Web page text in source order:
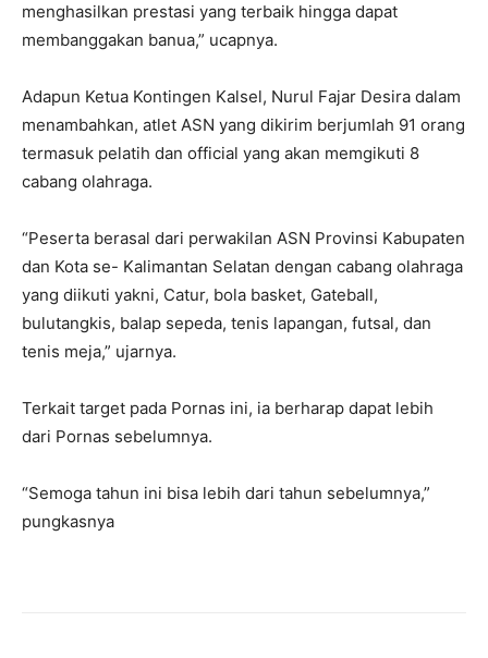
menghasilkan prestasi yang terbaik hingga dapat
membanggakan banua,” ucapnya.
Adapun Ketua Kontingen Kalsel, Nurul Fajar Desira dalam
menambahkan, atlet ASN yang dikirim berjumlah 91 orang
termasuk pelatih dan official yang akan memgikuti 8
cabang olahraga.
“Peserta berasal dari perwakilan ASN Provinsi Kabupaten
dan Kota se- Kalimantan Selatan dengan cabang olahraga
yang diikuti yakni, Catur, bola basket, Gateball,
bulutangkis, balap sepeda, tenis lapangan, futsal, dan
tenis meja,” ujarnya.
Terkait target pada Pornas ini, ia berharap dapat lebih
dari Pornas sebelumnya.
“Semoga tahun ini bisa lebih dari tahun sebelumnya,”
pungkasnya